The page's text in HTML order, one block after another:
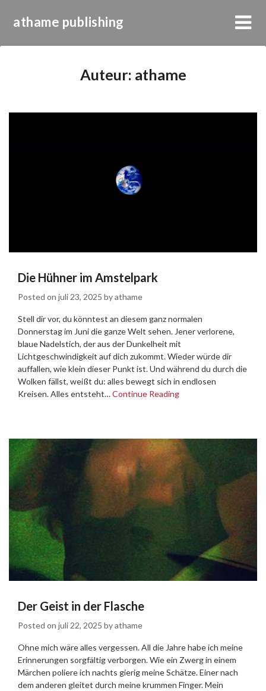
athame publishing
Auteur: athame
Die Hühner im Amstelpark
Posted on juli 23, 2025 byathame
Stell dir vor, du könntest an diesem ganz normalen
Donnerstag im Juni die ganze Welt sehen. Jener verlorene,
blaue Nadelstich, der aus der Dunkelheit mit
Lichtgeschwindigkeit auf dich zukommt. Wieder würde dir
auffallen, wie klein dieser Punkt ist. Und während du durch die
Wolken fällst, weißt du: alles bewegt sich in endlosen
Kreisen. Alles entsteht…Continue Reading
Der Geist in der Flasche
Posted on juli 22, 2025 byathame
Ohne mich wäre alles vergessen. All die Jahre habe ich meine
Erinnerungen sorgfältig verborgen. Wie ein Zwerg in einem
Märchen poliere ich nachts gierig meine Schätze. Einer nach
dem anderen gleitet durch meine krummen Finger. Mein